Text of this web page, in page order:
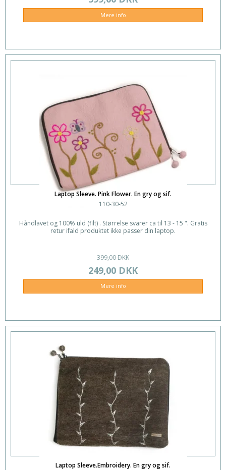
Mere info
Laptop Sleeve. Pink Flower. En gry og sif.
110-30-52
Håndlavet og 100% uld (filt) . Størrelse svarer ca til 13 - 15 ". Gratis
retur ifald produktet ikke passer din laptop.
399,00 DKK
249,00 DKK
Mere info
Laptop Sleeve.Embroidery. En gry og sif.